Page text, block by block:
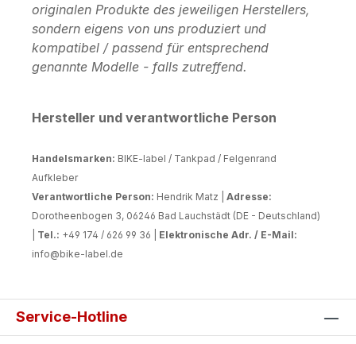
originalen Produkte des jeweiligen Herstellers,
sondern eigens von uns produziert und
kompatibel / passend für entsprechend
genannte Modelle - falls zutreffend.
Hersteller und verantwortliche Person
Handelsmarken: BIKE-label / Tankpad / Felgenrand
Aufkleber
Verantwortliche Person: Hendrik Matz | Adresse:
Dorotheenbogen 3, 06246 Bad Lauchstädt (DE - Deutschland)
Tel.: +49 174 / 626 99 36 | Elektronische Adr. / E-Mail:
info@bike-label.de
Service-Hotline